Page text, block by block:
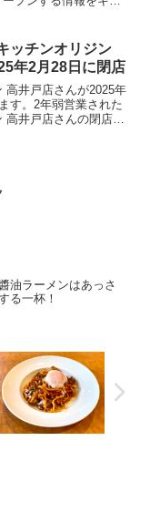
ッチンオリジン
年2月28日に閉店
高井戸店さんが2025年
す。2年弱営業された
井戸店さんの閉店情
油ラーメンはあっさ
る一杯！